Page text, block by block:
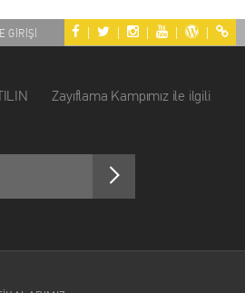
| | | | |
GİRİŞİ
Zayıflama Kampımız ile ilgili